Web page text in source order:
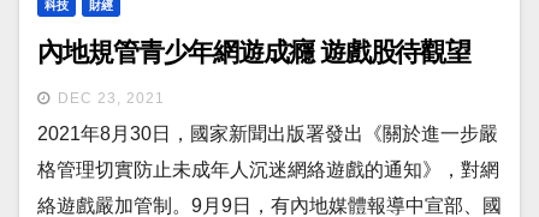
科技 財經
內地規管青少年網遊成癮 遊戲股待觀望
DEC 23, 2021
2021年8月30日，國家新聞出版署發出《關於進一步嚴
格管理切實防止未成年人沉迷網絡遊戲的通知》，對網
絡遊戲嚴加管制。9月9日，有內地媒體報導中宣部、國